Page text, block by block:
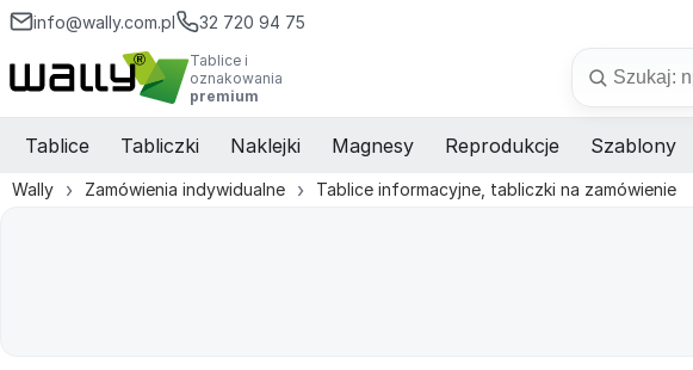
info@wally.com.pl 32 720 94 75
Tablice i
oznakowania
premium
Tablice Tabliczki Naklejki Magnesy Reprodukcje Szablony
Wally Zamówienia indywidualne Tablice informacyjne, tabliczki na zamówienie